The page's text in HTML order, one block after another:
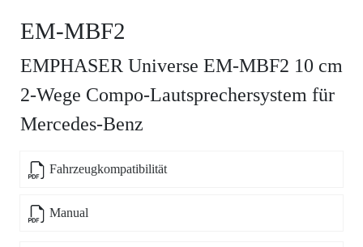
EM-MBF2
EMPHASER Universe EM-MBF2 10 cm
2-Wege Compo-Lautsprechersystem für
Mercedes-Benz
Fahrzeugkompatibilität
Manual